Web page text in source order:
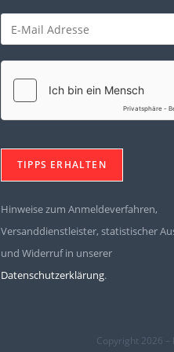
Nichts eintragen.
Hinweise zum Anmeldeverfahren,
Versanddienstleister, statistischer
und Widerruf in unserer
Datenschutzerklärung.
Copyright 2026